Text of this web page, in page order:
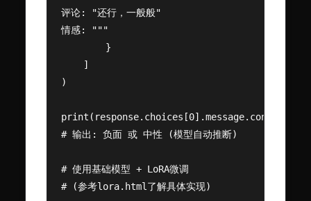
评论: "还行，一般般"
情感: """
        }
    ]
)
print(response.choices[0].message.content)
# 输出: 负面 或 中性 (模型自动推断)
# 使用基础模型 + LoRA微调
# (参考lora.html了解具体实现)